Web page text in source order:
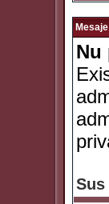
Nu
Sus